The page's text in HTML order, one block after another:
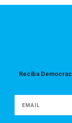
Reciba